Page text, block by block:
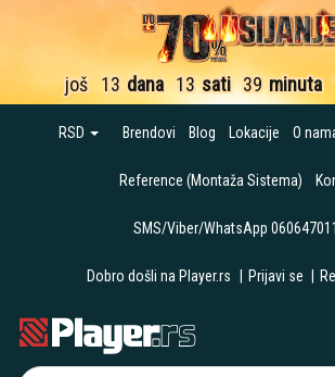
još 13 dana 13 sati 39 minuta
RSD Brendovi Blog Lokacije O
Reference (Montaža Sistema)
SMS/Viber/WhatsApp
Dobro došli na Player.rs Prijavi se